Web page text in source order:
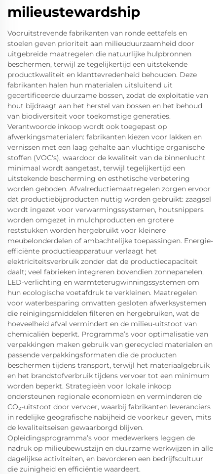
milieustewardship
Vooruitstrevende fabrikanten van ronde eettafels en
stoelen geven prioriteit aan milieuduurzaamheid door
uitgebreide maatregelen die natuurlijke hulpbronnen
beschermen, terwijl ze tegelijkertijd een uitstekende
productkwaliteit en klanttevredenheid behouden. Deze
fabrikanten halen hun materialen uitsluitend uit
gecertificeerde duurzame bossen, zodat de exploitatie van
hout bijdraagt aan het herstel van bossen en het behoud
van biodiversiteit voor toekomstige generaties.
Verantwoorde inkoop wordt ook toegepast op
afwerkingsmaterialen: fabrikanten kiezen voor lakken en
vernissen met een laag gehalte aan vluchtige organische
stoffen (VOC's), waardoor de kwaliteit van de binnenlucht
minimaal wordt aangetast, terwijl tegelijkertijd een
uitstekende bescherming en esthetische verbetering
worden geboden. Afvalreductiemaatregelen zorgen ervoor
dat productiebijproducten nuttig worden gebruikt: zaagsel
wordt ingezet voor verwarmingssystemen, houtsnippers
worden omgezet in mulchproducten en grotere
reststukken worden hergebruikt voor kleinere
meubelonderdelen of ambachtelijke toepassingen. Energie-
efficiënte productieapparatuur verlaagt het
elektriciteitsverbruik zonder dat de productiecapaciteit
daalt; veel fabrieken integreren bovendien zonnepanelen,
LED-verlichting en warmteterugwinningssystemen om
hun ecologische voetafdruk te verkleinen. Maatregelen
voor waterbesparing omvatten gesloten afwerksystemen
die reinigingsmiddelen filteren en hergebruiken, wat de
hoeveelheid afval vermindert en de milieu-uitstoot van
chemicaliën beperkt. Programma’s voor optimalisatie van
verpakkingen maken gebruik van gerecycled materialen en
passende verpakkingsformaten die de producten
beschermen tijdens transport, terwijl het materiaalgebruik
en het brandstofverbruik tijdens vervoer tot een minimum
worden beperkt. Strategieën voor lokale inkoop
ondersteunen regionale economieën en verminderen de
CO₂-uitstoot door vervoer, waarbij fabrikanten leveranciers
in redelijke geografische nabijheid de voorkeur geven, mits
de kwaliteitseisen gewaarborgd blijven.
Opleidingsprogramma’s voor medewerkers leggen de
nadruk op milieubewustzijn en duurzame werkwijzen in alle
dagelijkse activiteiten, en bevorderen een bedrijfscultuur
die zuinigheid en efficiëntie waardeert.